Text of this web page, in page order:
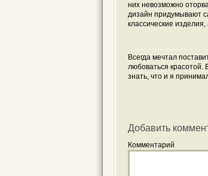
них невозможно
дизайн придумывают
классические
Всегда мечтал
любоваться красотой.
знать, что и я
Добавить
Комментарий